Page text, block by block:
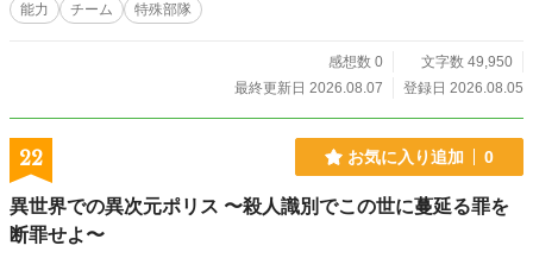
能力
チーム 特殊部隊
感想数 0
文字数 49,950
最終更新日 2026.08.07
登録日 2026.08.05
22 お気に入り追加 0
異世界での異次元ポリス 〜殺人識別でこの世に蔓延る罪を
断罪せよ〜